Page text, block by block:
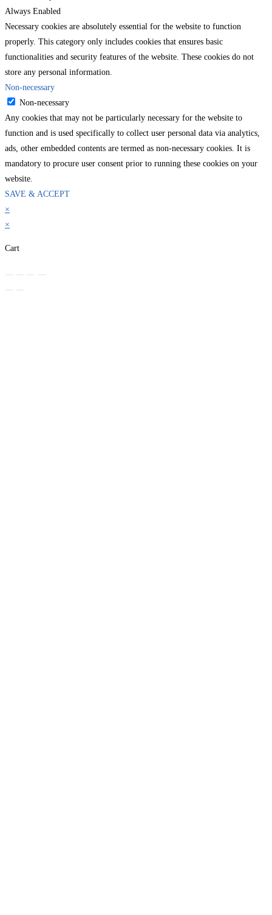
Always Enabled
Necessary cookies are absolutely essential for the website to function
properly. This category only includes cookies that ensures basic
functionalities and security features of the website. These cookies do not
store any personal information.
Non-necessary
Non-necessary
Any cookies that may not be particularly necessary for the website to
function and is used specifically to collect user personal data via analytics,
ads, other embedded contents are termed as non-necessary cookies. It is
mandatory to procure user consent prior to running these cookies on your
website.
SAVE & ACCEPT
×
×
Cart